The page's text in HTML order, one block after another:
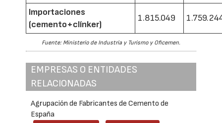
Importaciones
(cemento+clínker)
1.815.049
Fuente: Ministerio de Industria y Turismo y Oficemen.
EMPRESAS O ENTIDADES
RELACIONADAS
Agrupación de Fabricantes de Cemento de
España